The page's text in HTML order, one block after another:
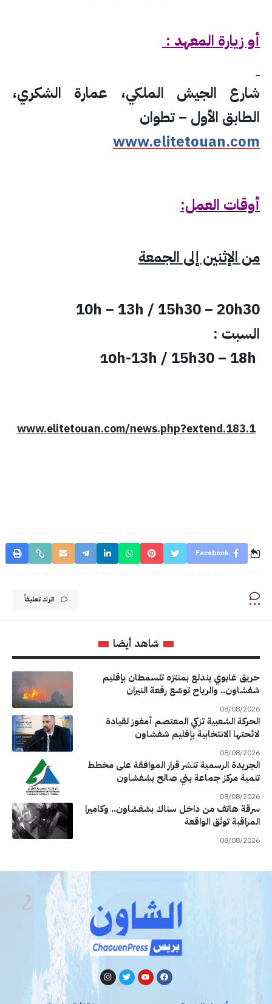
أو زيارة المعهد :
شارع الجيش الملكي، عمارة الشكري،
الطابق الأول – تطوان
www.elitetouan.com
أوقات العمل:
من الإثنين إلى الجمعة
10h – 13h / 15h30 – 20h30
السبت :
www.elitetouan.com/news.php?extend.183.1
Facebook
اترك تعليقاً
شاهد أيضا
حريق غابوي يندلع بمنتزه تلسمطان بإقليم
شفشاون.. والرياح توسّع رقعة النيران
08/08/2026
الحركة الشعبية تزكي المعتصم أمغوز لقيادة
لائحتها الانتخابية بإقليم شفشاون
08/08/2026
الجريدة الرسمية تنشر قرار الموافقة على مخطط
تنمية مركز جماعة بني صالح بشفشاون
08/08/2026
سرقة هاتف من داخل سناك بشفشاون.. وكاميرا
المراقبة توثق الواقعة
08/08/2026